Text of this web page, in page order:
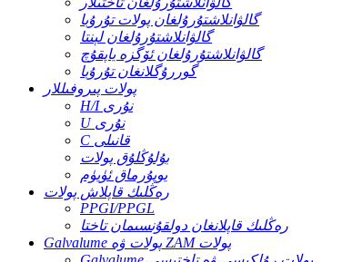
گالۋانلاشتۇرۇلغان پولات تۇرۇبا
گالۋانلاشتۇرۇلغان لېنتا
گالۋانلاشتۇرۇلغان ئۆگزە ياپقۇچ
گوررۇگلانغان تۇرۇبا
پولات پىروفىللار
H/I نۇرى
U نۇرى
C قانىلى
بۇلۇڭلۇق پولات
يوپۇرماق ئۈيۈم
رەڭلىك قاپلاش پولات
PPGI/PPGL
رەڭلىك قاپلانغان دولقۇنسىمان تاختا
Galvalume پولات ۋە ZAM پولات